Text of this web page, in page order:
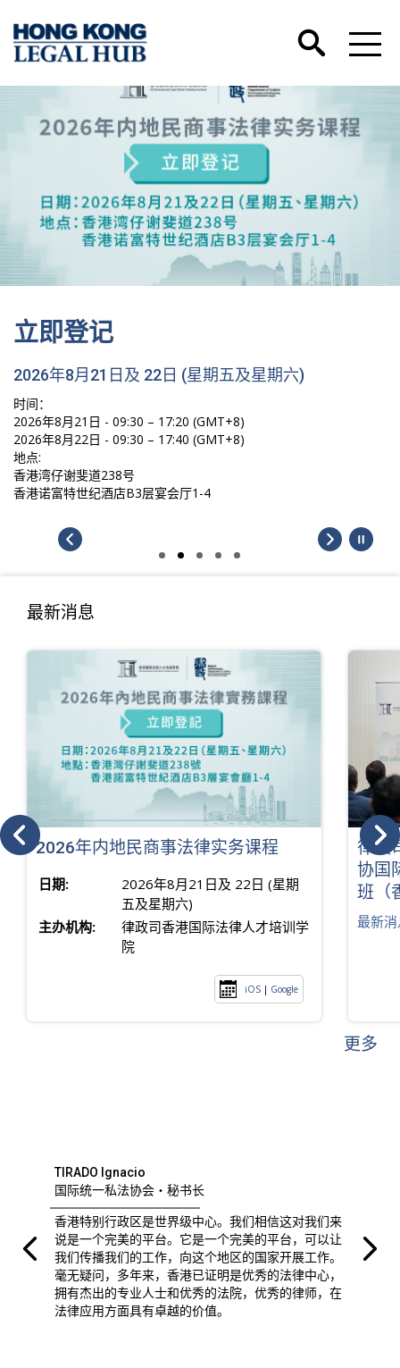
立即登记
2026年8月21日及 22日 (星期五及星期六)
时间：
2026年8月21日 - 09:30 – 17:20 (GMT+8)
2026年8月22日 - 09:30 – 17:40 (GMT+8)
地点:
香港湾仔谢斐道238号
香港诺富特世纪酒店B3层宴会厅1-4
最新消息
2026年内地民商事法律实务课程
日期:
2026年8月21日及 22日 (星期
五及星期六)
主办机构:
律政司香港国际法律人才培训学
院
iOS | Google
律政
协国
班（
最新
更多
TIRADO Ignacio
国际统一私法协会・秘书长
香港特别行政区是世界级中心。我们相信这对我们来
说是一个完美的平台。它是一个完美的平台，可以让
我们传播我们的工作，向这个地区的国家开展工作。
毫无疑问，多年来，香港已证明是优秀的法律中心，
拥有杰出的专业人士和优秀的法院，优秀的律师，在
法律应用方面具有卓越的价值。